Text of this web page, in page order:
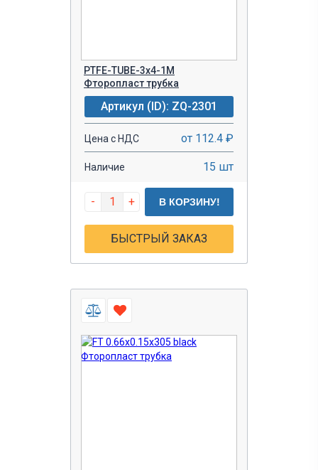
PTFE-TUBE-3x4-1M
Фторопласт трубка
Артикул (ID): ZQ-2301
Цена с НДС от 112.4 ₽
Наличие 15 шт
- + В КОРЗИНУ!
БЫСТРЫЙ ЗАКАЗ